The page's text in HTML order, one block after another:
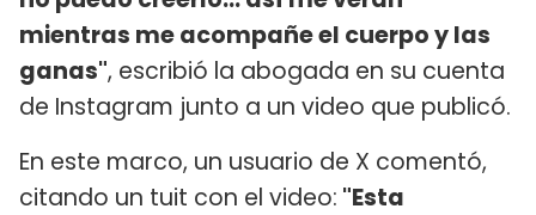
mientras me acompañe el cuerpo y las
ganas", escribió la abogada en su cuenta
de Instagram junto a un video que publicó.
En este marco, un usuario de X comentó,
citando un tuit con el video: "Esta